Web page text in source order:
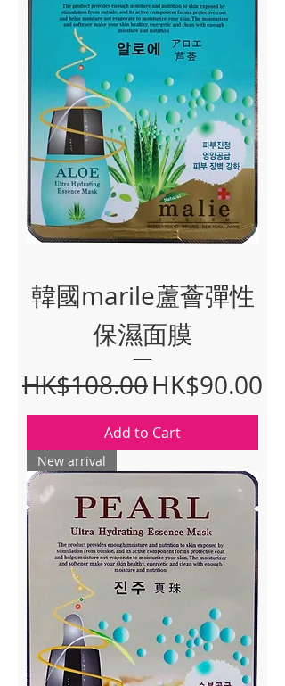
韓國marile蘆薈彈性
保濕面膜
Regular Price
HK$108.00Sale Price
HK$90.00
Add to Cart
New arrival